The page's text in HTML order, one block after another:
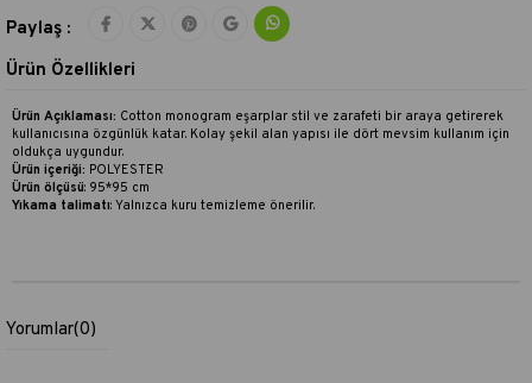
Paylaş :
Ürün Özellikleri
Ürün Açıklaması: Cotton monogram eşarplar stil ve zarafeti bir araya getirerek
kullanıcısına özgünlük katar. Kolay şekil alan yapısı ile dört mevsim kullanım için
oldukça uygundur.
Ürün içeriği: POLYESTER
Ürün ölçüsü: 95*95 cm
Yıkama talimatı: Yalnızca kuru temizleme önerilir.
Yorumlar(0)